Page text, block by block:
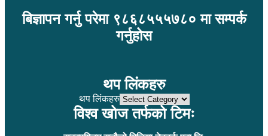
बिज्ञापन गर्नु परेमा ९८६८५५५७८० मा सम्पर्क
गर्नुहोस
थप लिंकहरु
थप लिंकहरु
विश्व खोज तर्फको टिमः